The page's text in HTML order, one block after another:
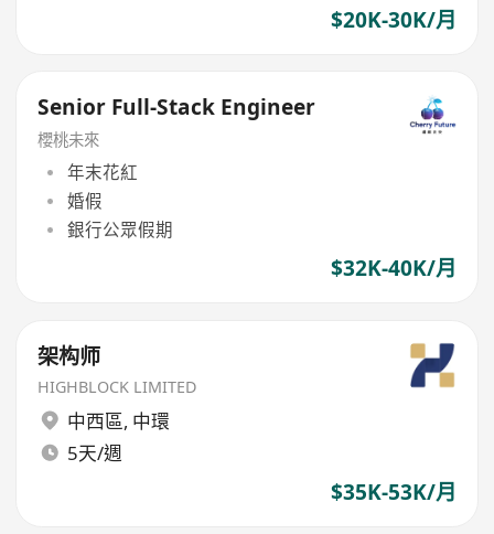
$20K-30K/月
Senior Full-Stack Engineer
櫻桃未來
年末花紅
婚假
銀行公眾假期
$32K-40K/月
架构师
HIGHBLOCK LIMITED
中西區, 中環
5天/週
$35K-53K/月